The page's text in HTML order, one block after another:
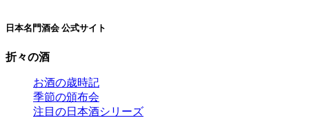
日本名門酒会 公式サイト
折々の酒
お酒の歳時記
季節の頒布会
注目の日本酒シリーズ